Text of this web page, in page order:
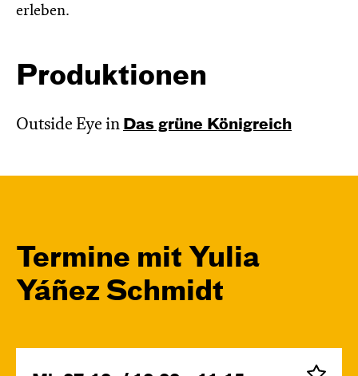
erleben.
Produktionen
Outside Eye in Das grüne König­reich
Termine mit Yulia
Yáñez Schmidt